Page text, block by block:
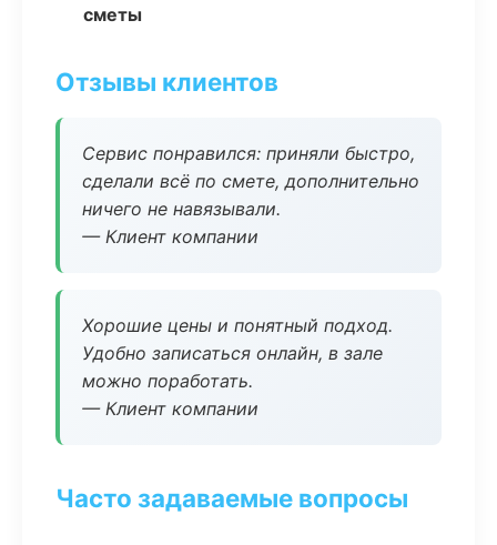
сметы
Отзывы клиентов
Сервис понравился: приняли быстро,
сделали всё по смете, дополнительно
ничего не навязывали.
— Клиент компании
Хорошие цены и понятный подход.
Удобно записаться онлайн, в зале
можно поработать.
— Клиент компании
Часто задаваемые вопросы